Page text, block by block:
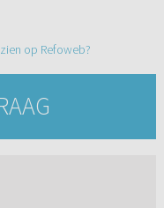
op Refoweb?